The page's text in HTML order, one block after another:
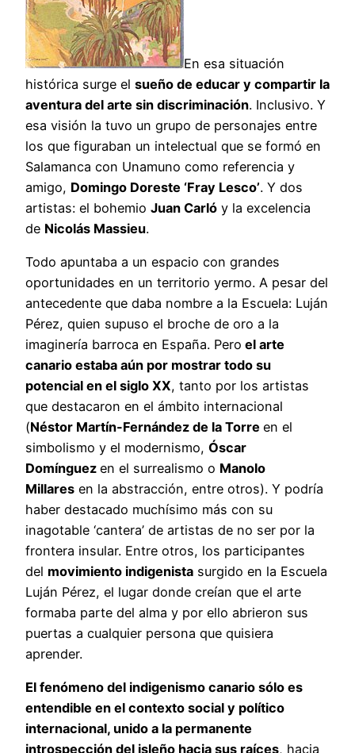
En esa situación
histórica surge el sueño de educar y compartir la
aventura del arte sin discriminación. Inclusivo. Y
esa visión la tuvo un grupo de personajes entre
los que figuraban un intelectual que se formó en
Salamanca con Unamuno como referencia y
amigo, Domingo Doreste ‘Fray Lesco’. Y dos
artistas: el bohemio Juan Carló y la excelencia
de Nicolás Massieu.
Todo apuntaba a un espacio con grandes
oportunidades en un territorio yermo. A pesar del
antecedente que daba nombre a la Escuela: Luján
Pérez, quien supuso el broche de oro a la
imaginería barroca en España. Pero el arte
canario estaba aún por mostrar todo su
potencial en el siglo XX, tanto por los artistas
que destacaron en el ámbito internacional
(Néstor Martín-Fernández de la Torre en el
simbolismo y el modernismo, Óscar
Domínguez en el surrealismo o Manolo
Millares en la abstracción, entre otros). Y podría
haber destacado muchísimo más con su
inagotable ‘cantera’ de artistas de no ser por la
frontera insular. Entre otros, los participantes
del movimiento indigenista surgido en la Escuela
Luján Pérez, el lugar donde creían que el arte
formaba parte del alma y por ello abrieron sus
puertas a cualquier persona que quisiera
aprender.
El fenómeno del indigenismo canario sólo es
entendible en el contexto social y político
internacional, unido a la permanente
introspección del isleño hacia sus raíces, hacia